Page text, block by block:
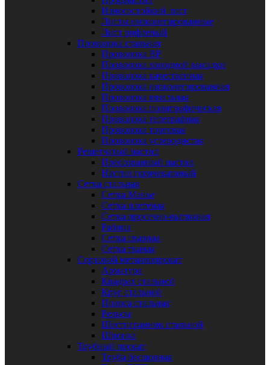
Износостойкий лист
Листы низколегированные
Лист рифленый
Проволока стальная
Проволока ВР
Проволока холодной высадки
Проволока качественная
Проволока низколегированная
Проволока вязальная
Проволока полиграфическая
Проволока телеграфная
Проволока торговая
Проволока углеродистая
Решетчатый настил
Прессованный настил
Настил горячекатаный
Сетка стальная
Сетка Манье
Сетка плетеная
Сетка просечно-вытяжная
Рабица
Сетка сварная
Сетка тканая
Сортовой металлопрокат
Арматура
Квадрат стальной
Круг стальной
Полоса стальная
Рельсы
Шестигранник стальной
Шпонка
Трубный прокат
Труба бесшовная